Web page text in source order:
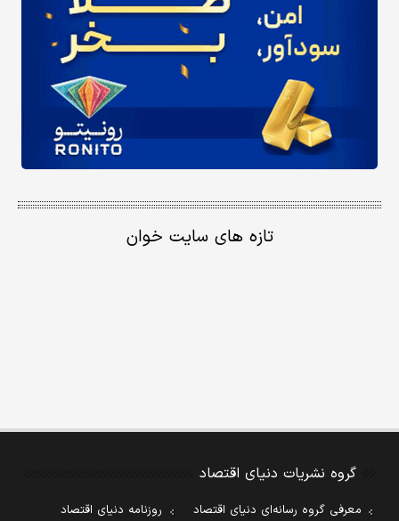
تازه های سایت خوان
گروه نشریات دنیای اقتصاد
معرفی گروه رسانه‌ای دنیای اقتصاد
روزنامه دنیای اقتصاد